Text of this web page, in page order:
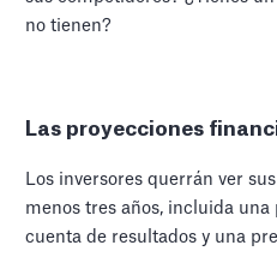
no tienen?
Las proyecciones
Los inversores querrán ver
menos tres años, incluida una
cuenta de resultados y una